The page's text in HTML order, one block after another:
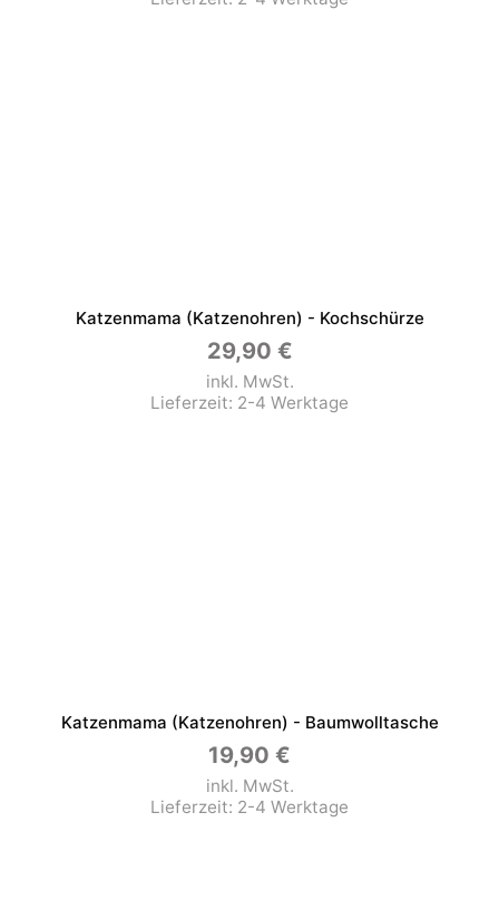
Katzenmama (Katzenohren) - Kochschürze
29,90 €
inkl. MwSt.
Lieferzeit: 2-4 Werktage
Katzenmama (Katzenohren) - Baumwolltasche
19,90 €
inkl. MwSt.
Lieferzeit: 2-4 Werktage